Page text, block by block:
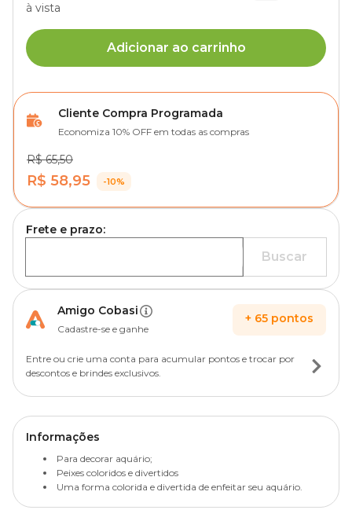
à vista
Adicionar ao carrinho
Cliente Compra Programada
Economiza 10% OFF em todas as compras
R$ 65,50
R$ 58,95 -10%
Frete e prazo:
Buscar
Amigo Cobasi
Cadastre-se e ganhe
+ 65 pontos
Entre ou crie uma conta para acumular pontos e trocar por
descontos e brindes exclusivos.
Informações
Para decorar aquário;
Peixes coloridos e divertidos
Uma forma colorida e divertida de enfeitar seu aquário.